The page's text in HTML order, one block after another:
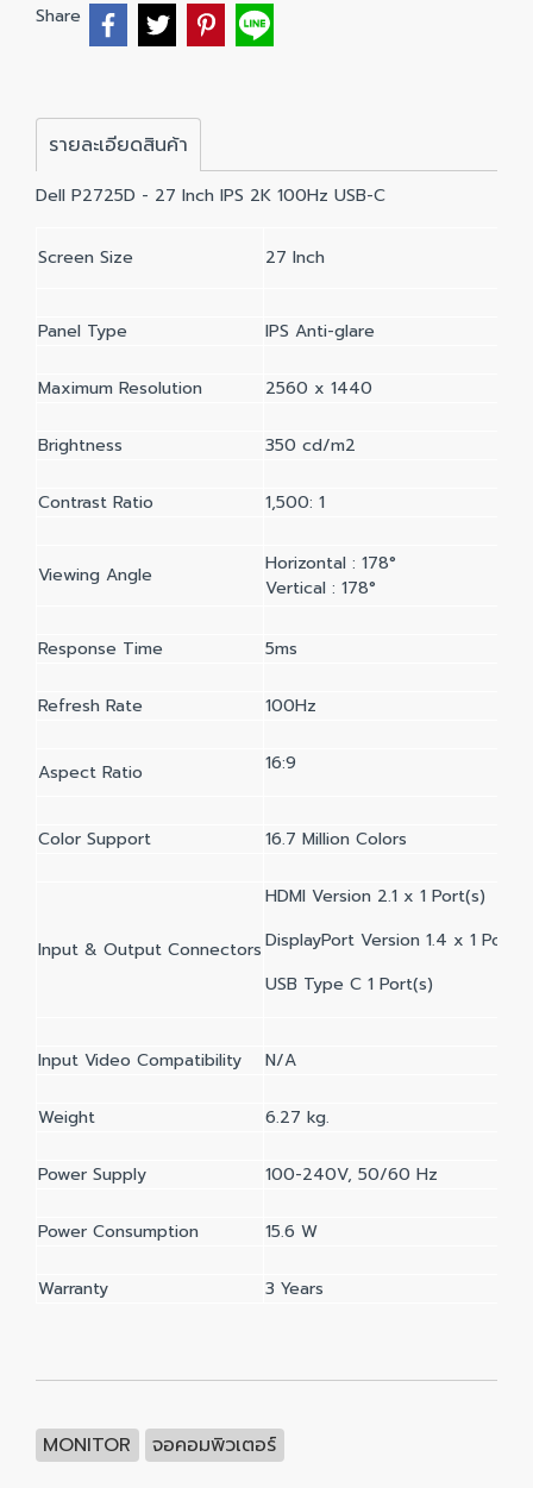
Share
รายละเอียดสินค้า
Dell P2725D - 27 Inch IPS 2K 100Hz USB-C
Screen Size 27 Inch
Panel Type IPS Anti-glare
Maximum Resolution 2560 x 1440
Brightness 350 cd/m2
Contrast Ratio 1,500: 1
Viewing Angle
Horizontal : 178°
Vertical : 178°
Response Time 5ms
Refresh Rate 100Hz
Aspect Ratio 16:9
Color Support 16.7 Million Colors
Input & Output Connectors
HDMI Version 2.1 x 1 Port(s)
DisplayPort Version 1.4 x 1
USB Type C 1 Port(s)
Input Video Compatibility N/A
Weight 6.27 kg.
Power Supply 100-240V, 50/60 Hz
Power Consumption 15.6 W
Warranty 3 Years
MONITOR จอคอมพิวเตอร์